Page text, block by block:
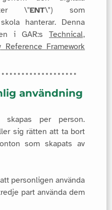
\"ENT\") som
hanterar. Denna
i GAR:sTechnical,
Framework
användning
per person.
sig rätten att ta bort
som skapats av
personligen använda
part använda dem